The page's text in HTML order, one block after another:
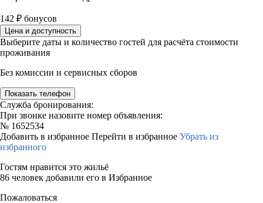
142 ₽ бонусов
Цена и доступность
Выберите даты и количество гостей для расчёта стоимости
проживания
Без комиссии и сервисных сборов
Показать телефон
Служба бронирования:
При звонке назовите номер объявления:
№ 1652534
Добавить в избранное Перейти в избранное Убрать из
избранного
Гостям нравится это жильё
86 человек добавили его в Избранное
Пожаловаться